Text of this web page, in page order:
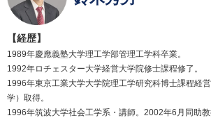
【経歴】
1989年慶應義塾大学理工学部管理工学科卒業。
1992年ロチェスター大学経営大学院修士課程修了。
1996年東京工業大学大学院理工学研究科博士課程経
学）取得。
1996年筑波大学社会工学系・講師。2002年6月同助教